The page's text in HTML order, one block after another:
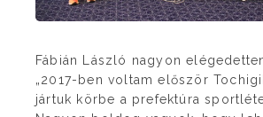
Fábián László nagyon
„2017-ben voltam először
jártuk körbe a prefektúra